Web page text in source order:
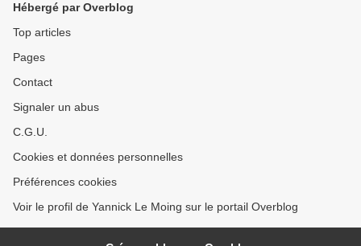
Hébergé par Overblog
Top articles
Pages
Contact
Signaler un abus
C.G.U.
Cookies et données personnelles
Préférences cookies
Voir le profil de Yannick Le Moing sur le portail Overblog